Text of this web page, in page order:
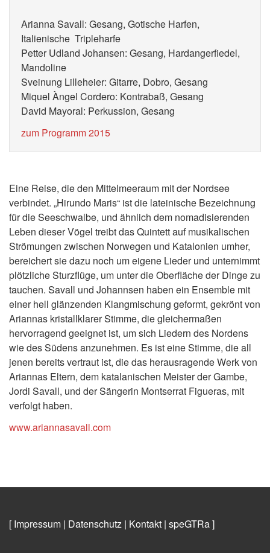
Arianna Savall: Gesang, Gotische Harfen,
Italienische Tripleharfe
Petter Udland Johansen: Gesang, Hardangerfiedel,
Mandoline
Sveinung Lilleheier: Gitarre, Dobro, Gesang
Miquel Àngel Cordero: Kontrabaß, Gesang
David Mayoral: Perkussion, Gesang
zum Programm 2015
Eine Reise, die den Mittelmeeraum mit der Nordsee
verbindet. „Hirundo Maris“ ist die lateinische Bezeichnung
für die Seeschwalbe, und ähnlich dem nomadisierenden
Leben dieser Vögel treibt das Quintett auf musikalischen
Strömungen zwischen Norwegen und Katalonien umher,
bereichert sie dazu noch um eigene Lieder und unternimmt
plötzliche Sturzflüge, um unter die Oberfläche der Dinge zu
tauchen. Savall und Johannsen haben ein Ensemble mit
einer hell glänzenden Klangmischung geformt, gekrönt von
Ariannas kristallklarer Stimme, die gleichermaßen
hervorragend geeignet ist, um sich Liedern des Nordens
wie des Südens anzunehmen. Es ist eine Stimme, die all
jenen bereits vertraut ist, die das herausragende Werk von
Ariannas Eltern, dem katalanischen Meister der Gambe,
Jordi Savall, und der Sängerin Montserrat Figueras, mit
verfolgt haben.
www.ariannasavall.com
[ Impressum | Datenschutz | Kontakt | speGTRa]